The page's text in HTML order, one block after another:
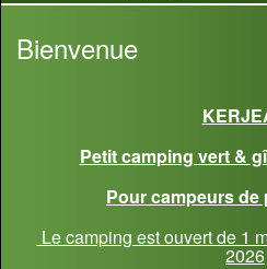
Bienvenue
Petit camping vert &
Pour campeurs de
Le camping est ouvert de 1
2026